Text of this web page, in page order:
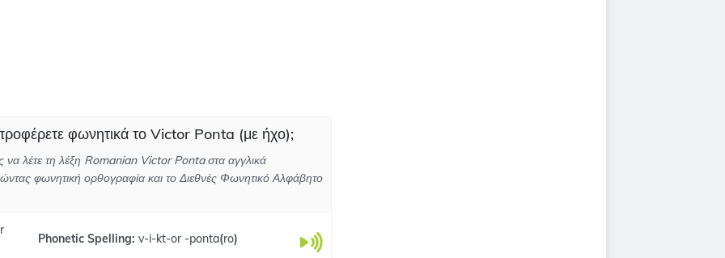
φωνητικά το Victor Ponta (με ήχο);
λέτε τη λέξη Romanian Victor Ponta στα αγγλικά
φωνητική ορθογραφία και το Διεθνές Φωνητικό Αλφάβητο
Phonetic Spelling: v-i-kt-or -ponta(ro)